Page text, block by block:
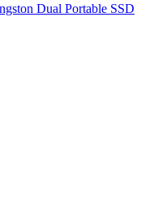
Dual Portable SSD